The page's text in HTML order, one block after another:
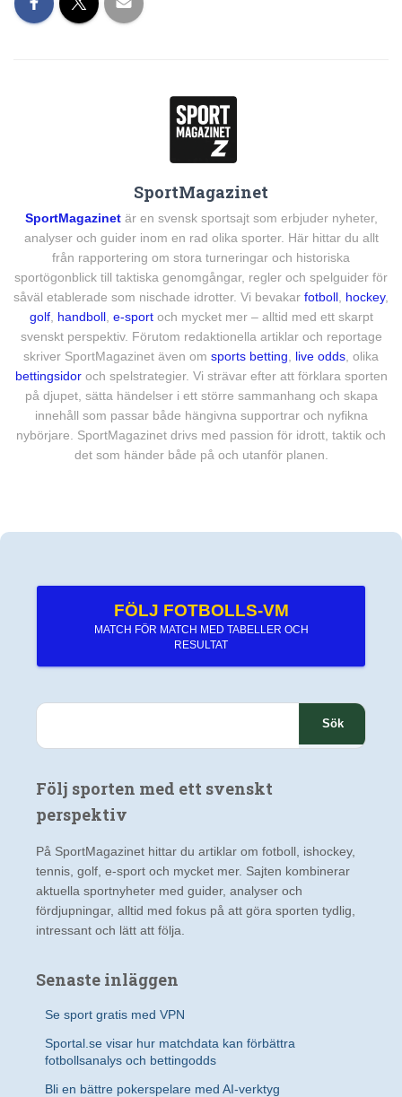
SportMagazinet
SportMagazinetär en svensk sportsajt som erbjuder nyheter,
analyser och guider inom en rad olika sporter. Här hittar du allt
från rapportering om stora turneringar och historiska
sportögonblick till taktiska genomgångar, regler och spelguider för
såväl etablerade som nischade idrotter. Vi bevakar fotboll hockey,
golf, handboll, e-sportoch mycket mer – alltid med ett skarpt
svenskt perspektiv. Förutom redaktionella artiklar och reportage
skriver SportMagazinet även om sports betting live odds , olika
bettingsidoroch spelstrategier. Vi strävar efter att förklara sporten
på djupet, sätta händelser i ett större sammanhang och skapa
innehåll som passar både hängivna supportrar och nyfikna
nybörjare. SportMagazinet drivs med passion för idrott, taktik och
det som händer både på och utanför planen.
FÖLJ FOTBOLLS-VM
MATCH FÖR MATCH MED TABELLER OCH
RESULTAT
S
k
f
t
r
:
Följ sporten med ett svenskt
perspektiv
På SportMagazinet hittar du artiklar om fotboll, ishockey,
tennis, golf, e-sport och mycket mer. Sajten kombinerar
aktuella sportnyheter med guider, analyser och
fördjupningar, alltid med fokus på att göra sporten tydlig,
intressant och lätt att följa.
Senaste inläggen
Se sport gratis med VPN
Sportal.se visar hur matchdata kan förbättra
fotbollsanalys och bettingodds
Bli en bättre pokerspelare med AI-verktyg